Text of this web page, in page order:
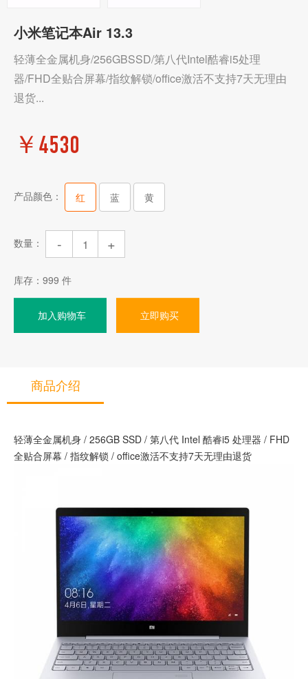
小米笔记本Air 13.3
轻薄全金属机身/256GBSSD/第八代Intel酷睿i5处理
器/FHD全贴合屏幕/指纹解锁/office激活不支持7天无理由
退货...
￥4530
产品颜色： 红 蓝 黄
数量： - +
库存： 999 件
加入购物车 立即购买
商品介绍
轻薄全金属机身 / 256GB SSD / 第八代 Intel 酷睿i5 处理器 / FHD
全贴合屏幕 / 指纹解锁 / office激活不支持7天无理由退货